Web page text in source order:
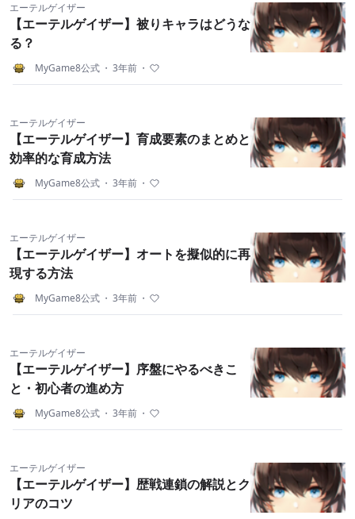
エーテルゲイザー
【エーテルゲイザー】被りキャラはどうな
る？
MyGame8公式 ・ 3年前 ・
エーテルゲイザー
【エーテルゲイザー】育成要素のまとめと
効率的な育成方法
MyGame8公式 ・ 3年前 ・
エーテルゲイザー
【エーテルゲイザー】オートを擬似的に再
現する方法
MyGame8公式 ・ 3年前 ・
エーテルゲイザー
【エーテルゲイザー】序盤にやるべきこ
と・初心者の進め方
MyGame8公式 ・ 3年前 ・
エーテルゲイザー
【エーテルゲイザー】歴戦連鎖の解説とク
リアのコツ